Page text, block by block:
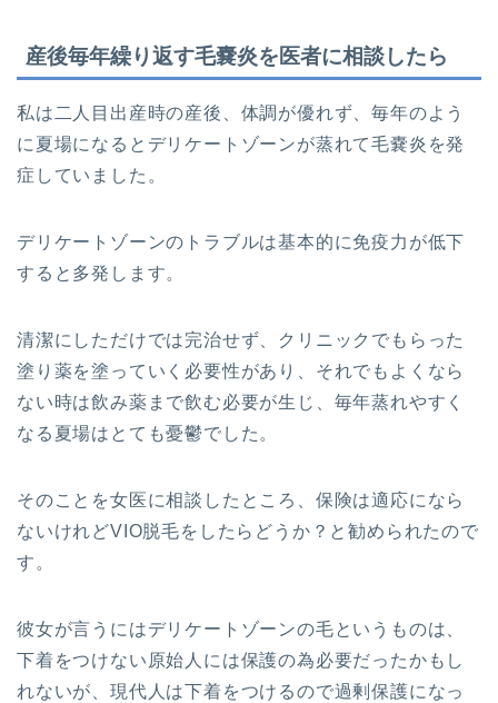
産後毎年繰り返す毛嚢炎を医者に相談したら
私は二人目出産時の産後、体調が優れず、毎年のよう
に夏場になるとデリケートゾーンが蒸れて毛嚢炎を発
症していました。
デリケートゾーンのトラブルは基本的に免疫力が低下
すると多発します。
清潔にしただけでは完治せず、クリニックでもらった
塗り薬を塗っていく必要性があり、それでもよくなら
ない時は飲み薬まで飲む必要が生じ、毎年蒸れやすく
なる夏場はとても憂鬱でした。
そのことを女医に相談したところ、保険は適応になら
ないけれどVIO脱毛をしたらどうか？と勧められたので
す。
彼女が言うにはデリケートゾーンの毛というものは、
下着をつけない原始人には保護の為必要だったかもし
れないが、現代人は下着をつけるので過剰保護になっ